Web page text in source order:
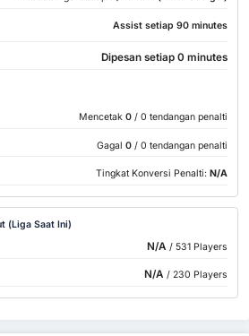
Assist setiap 90 minutes
Dipesan setiap 0 minutes
Mencetak 0 / 0 tendangan penalti
Gagal 0 / 0 tendangan penalti
Tingkat Konversi Penalti: N/A
(Liga Saat Ini)
N/A / 531 Players
N/A / 230 Players